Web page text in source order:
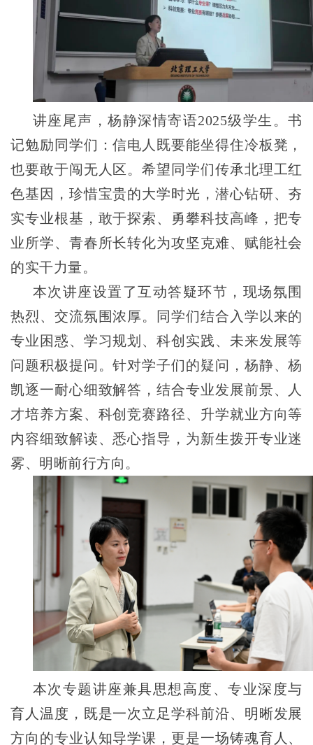
讲座尾声，杨静深情寄语2025级学生。书
记勉励同学们：信电人既要能坐得住冷板凳，
也要敢于闯无人区。希望同学们传承北理工红
色基因，珍惜宝贵的大学时光，潜心钻研、夯
实专业根基，敢于探索、勇攀科技高峰，把专
业所学、青春所长转化为攻坚克难、赋能社会
的实干力量。
本次讲座设置了互动答疑环节，现场氛围
热烈、交流氛围浓厚。同学们结合入学以来的
专业困惑、学习规划、科创实践、未来发展等
问题积极提问。针对学子们的疑问，杨静、杨
凯逐一耐心细致解答，结合专业发展前景、人
才培养方案、科创竞赛路径、升学就业方向等
内容细致解读、悉心指导，为新生拨开专业迷
雾、明晰前行方向。
本次专题讲座兼具思想高度、专业深度与
育人温度，既是一次立足学科前沿、明晰发展
方向 的专业认知导学课，更是一场铸魂育人、